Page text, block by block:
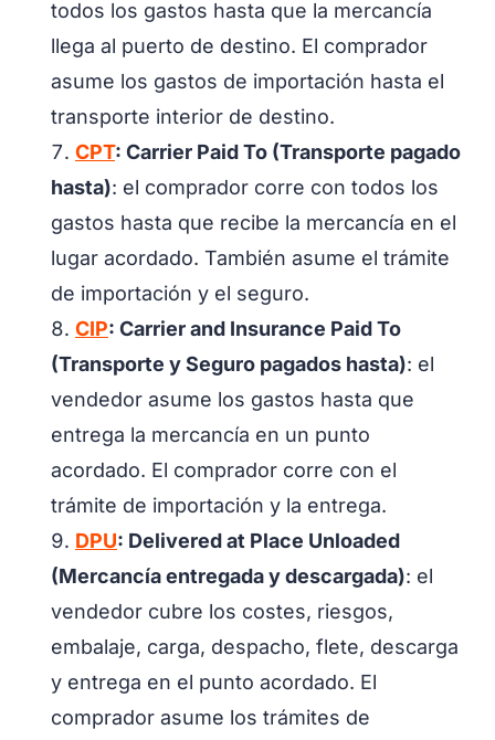
todos los gastos hasta que la mercancía
llega al puerto de destino. El comprador
asume los gastos de importación hasta el
transporte interior de destino.
CPT: Carrier Paid To (Transporte pagado
hasta): el comprador corre con todos los
gastos hasta que recibe la mercancía en el
lugar acordado. También asume el trámite
de importación y el seguro.
CIP: Carrier and Insurance Paid To
(Transporte y Seguro pagados hasta): el
vendedor asume los gastos hasta que
entrega la mercancía en un punto
acordado. El comprador corre con el
trámite de importación y la entrega.
DPU: Delivered at Place Unloaded
(Mercancía entregada y descargada): el
vendedor cubre los costes, riesgos,
embalaje, carga, despacho, flete, descarga
y entrega en el punto acordado. El
comprador asume los trámites de